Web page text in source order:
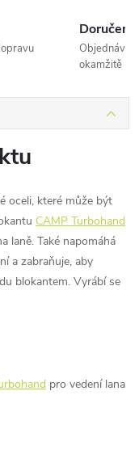
Doručení
okamžitě
oceli, které může být
CAMP Turbohand
laně. Také napomáhá
a zabraňuje, aby
blokantem. Vyrábí se
pro vedení lana